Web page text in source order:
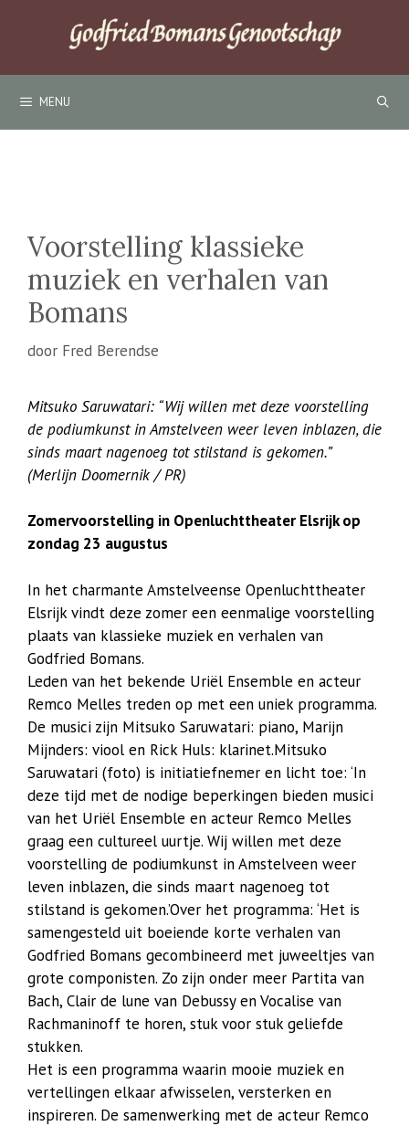
inhoud
MENU
Voorstelling klassieke
muziek en verhalen van
Bomans
door Fred Berendse
Mitsuko Saruwatari: “Wij willen met deze voorstelling
de podiumkunst in Amstelveen weer leven inblazen, die
sinds maart nagenoeg tot stilstand is gekomen.”
(Merlijn Doomernik / PR)
Zomervoorstelling in Openluchttheater Elsrijk op
zondag 23 augustus
In het charmante Amstelveense Openluchttheater
Elsrijk vindt deze zomer een eenmalige voorstelling
plaats van klassieke muziek en verhalen van
Godfried Bomans.
Leden van het bekende Uriël Ensemble en acteur
Remco Melles treden op met een uniek programma.
De musici zijn Mitsuko Saruwatari: piano, Marijn
Mijnders: viool en Rick Huls: klarinet.Mitsuko
Saruwatari (foto) is initiatiefnemer en licht toe: ‘In
deze tijd met de nodige beperkingen bieden musici
van het Uriël Ensemble en acteur Remco Melles
graag een cultureel uurtje. Wij willen met deze
voorstelling de podiumkunst in Amstelveen weer
leven inblazen, die sinds maart nagenoeg tot
stilstand is gekomen.’Over het programma: ‘Het is
samengesteld uit boeiende korte verhalen van
Godfried Bomans gecombineerd met juweeltjes van
grote componisten. Zo zijn onder meer Partita van
Bach, Clair de lune van Debussy en Vocalise van
Rachmaninoff te horen, stuk voor stuk geliefde
stukken.
Het is een programma waarin mooie muziek en
vertellingen elkaar afwisselen, versterken en
inspireren. De samenwerking met de acteur Remco